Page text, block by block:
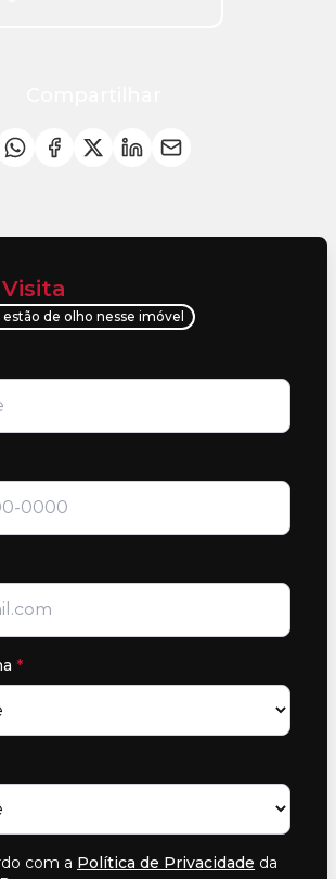
estão de olho nesse imóvel
*
com a Política de Privacidade da